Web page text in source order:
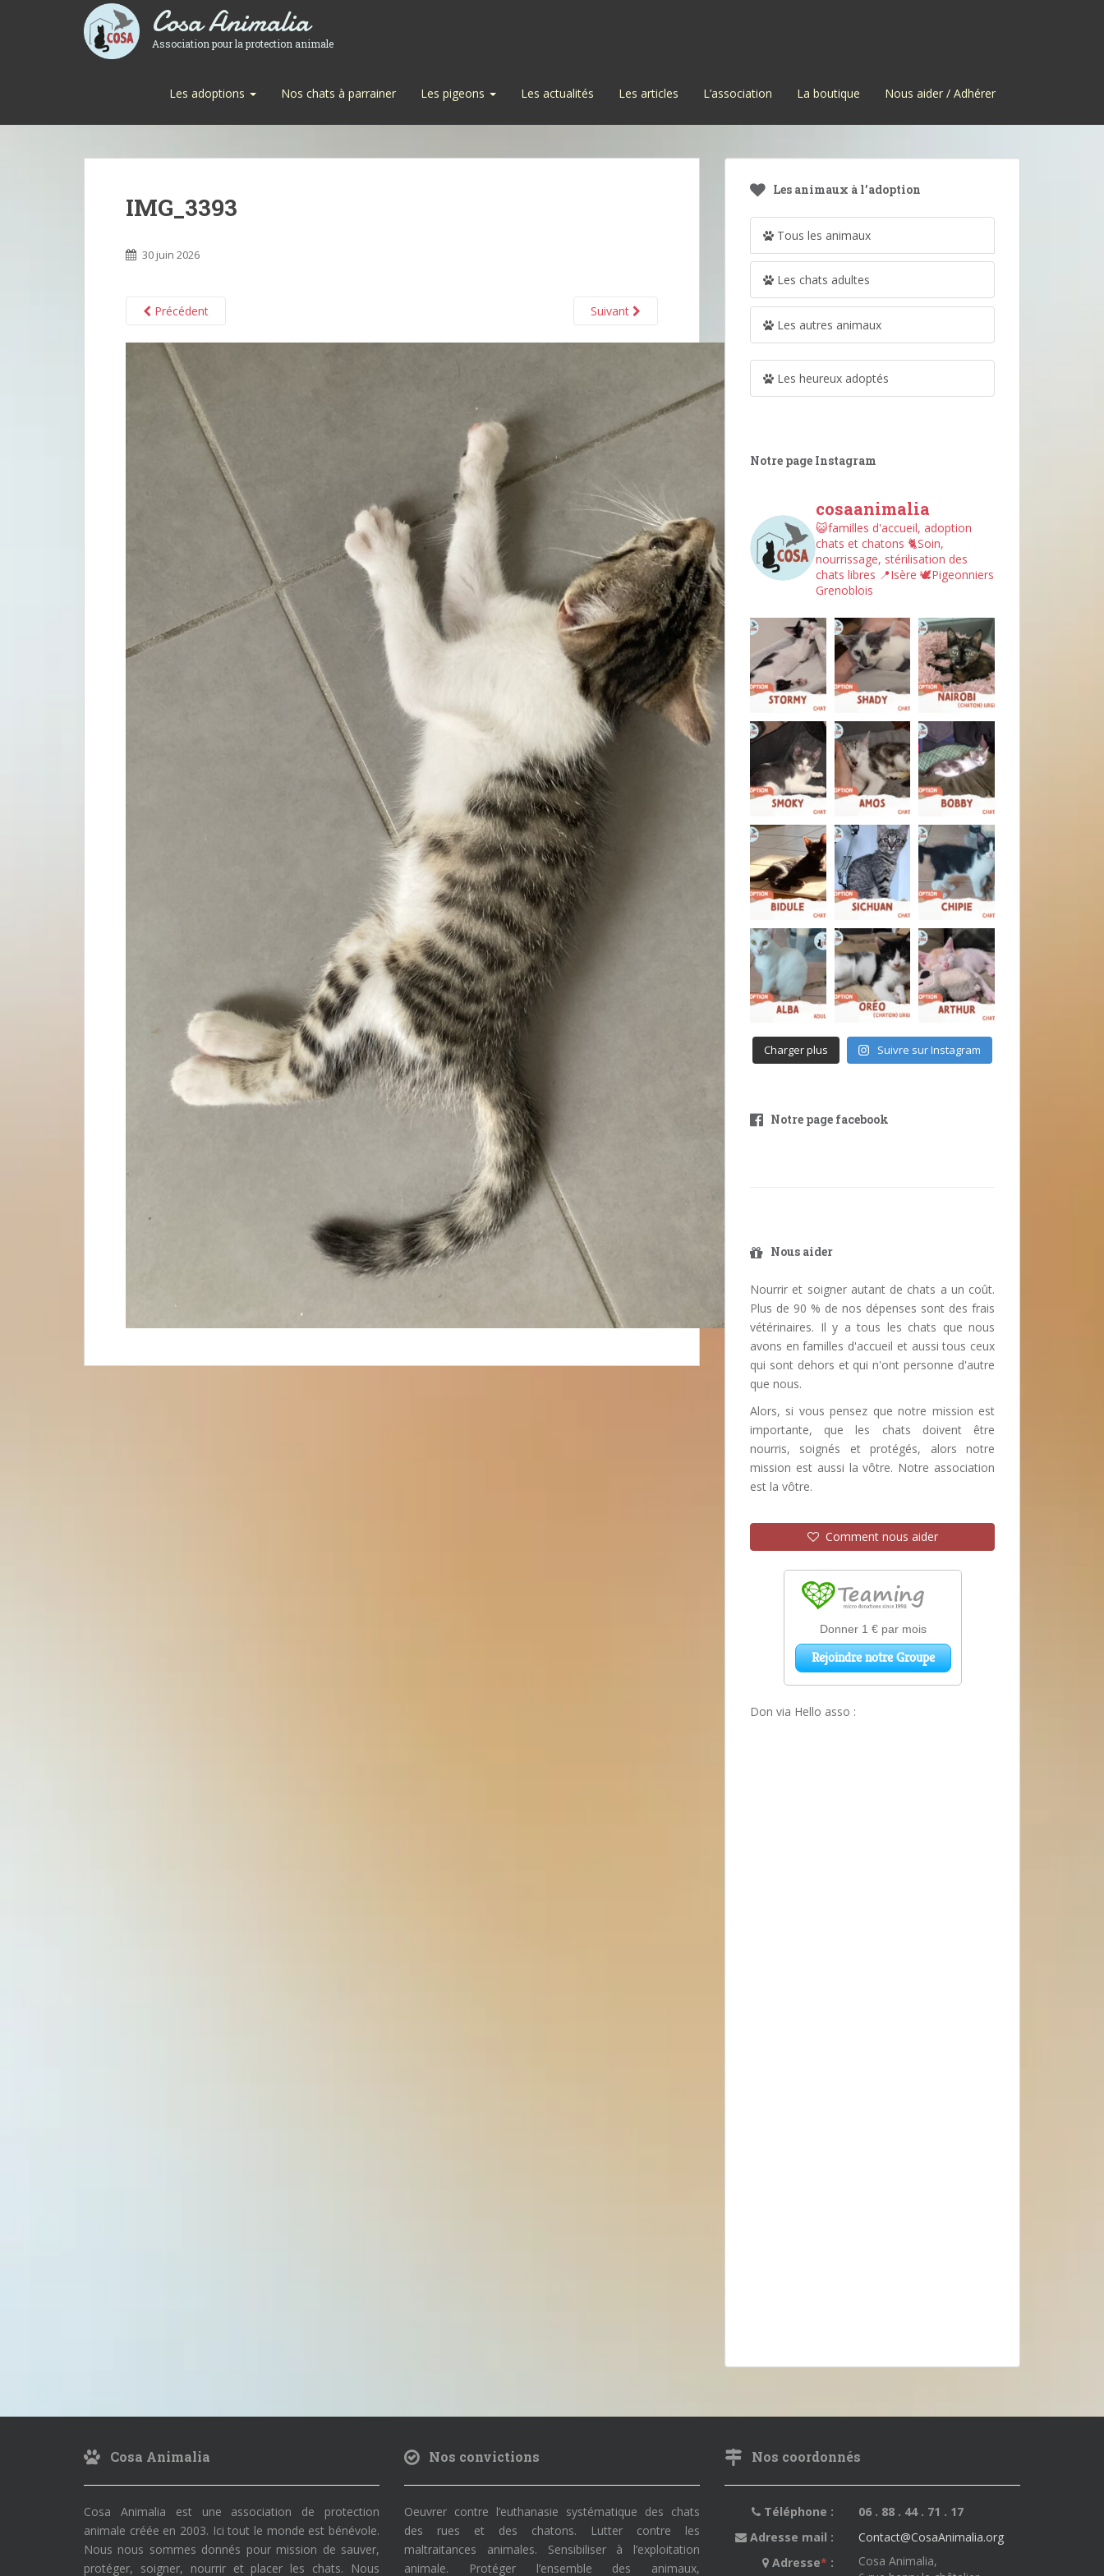
Cosa Animalia
Association pour la protection animale
Les adoptions Nos chats à parrainer Les pigeons Les actualités Les articles L’association La boutique Nous aider / Adhérer
IMG_3393
30 juin 2026
Précédent Suivant
Les animaux à l’adoption
Tous les animaux
Les chats adultes
Les autres animaux
Les heureux adoptés
Notre page Instagram
cosaanimalia
😺familles d'accueil, adoption
chats et chatons 🐈Soin,
nourrissage, stérilisation des
chats libres 📍Isère 🕊︎Pigeonniers
Grenoblois
Charger plus Suivre sur Instagram
Notre page facebook
Nous aider
Nourrir et soigner autant de chats a un coût.
Plus de 90 % de nos dépenses sont des frais
vétérinaires. Il y a tous les chats que nous
avons en familles d'accueil et aussi tous ceux
qui sont dehors et qui n'ont personne d'autre
que nous.
Alors, si vous pensez que notre mission est
importante, que les chats doivent être
nourris, soignés et protégés, alors notre
mission est aussi la vôtre. Notre association
est la vôtre.
Comment nous aider
Don via Hello asso :
Cosa Animalia
Cosa Animalia est une association de protection
animale créée en 2003. Ici tout le monde est bénévole.
Nous nous sommes donnés pour mission de sauver,
protéger, soigner, nourrir et placer les chats. Nous
Nos convictions
Oeuvrer contre l’euthanasie systématique des chats
des rues et des chatons. Lutter contre les
maltraitances animales. Sensibiliser à l’exploitation
animale. Protéger l’ensemble des animaux,
Nos coordonnés
Téléphone :
06 . 88 . 44 . 71 . 17
Adresse mail :
Contact@CosaAnimalia.org
Adresse* :
Cosa Animalia,